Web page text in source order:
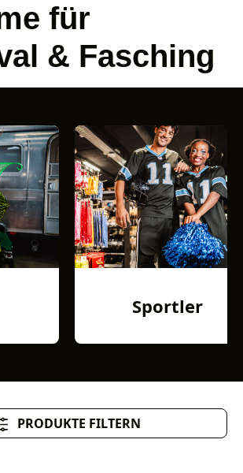
für
& Fasching
Sportler
PRODUKTE FILTERN